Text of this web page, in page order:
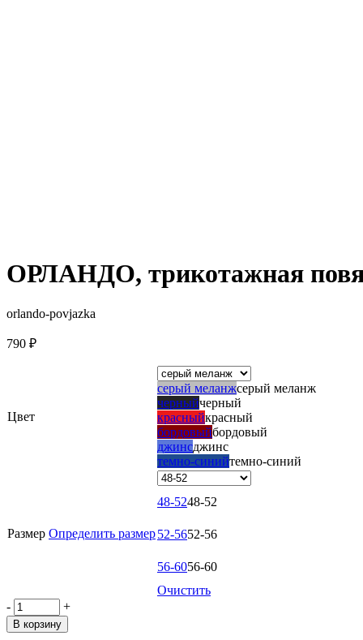
ОРЛАНДО, трикотажная
orlando-povjazka
790 ₽
Цвет
серый меланжсерый меланж
черныйчерный
красныйкрасный
бордовыйбордовый
джинсджинс
темно-синийтемно-синий
Размер Определить размер
48-5248-52
52-5652-56
56-6056-60
Очистить
-
+
В корзину